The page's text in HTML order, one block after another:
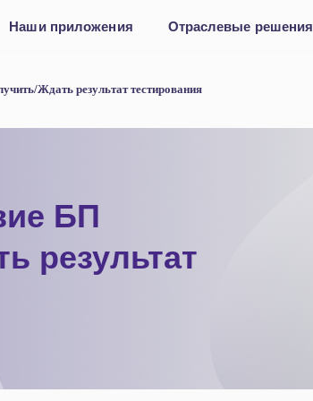
Наши приложения Отраслевые решения
Ждать результат тестирования
БП
результат